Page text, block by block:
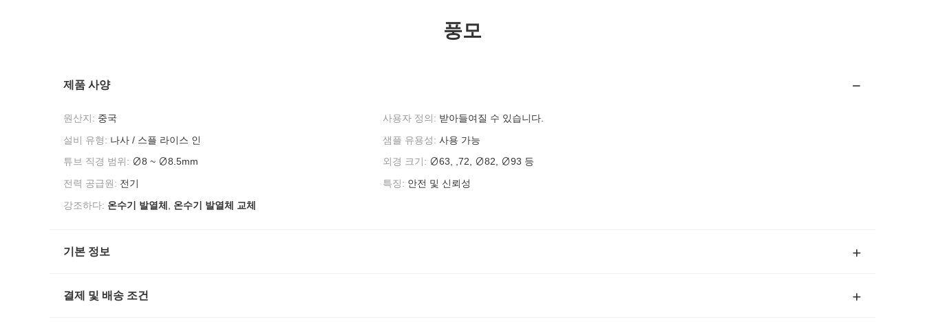
풍모
제품 사양
원산지: 중국 사용자 정의: 받아들여질 수 있습니다.
설비 유형: 나사 / 스플 라이스 인 샘플 유용성: 사용 가능
튜브 직경 범위: ∅8 ~ ∅8.5mm 외경 크기: ∅63, ,72, ∅82, ∅93 등
전력 공급원: 전기 특징: 안전 및 신뢰성
강조하다: 온수기 발열체 온수기 발열체 교체
기본 정보
결제 및 배송 조건